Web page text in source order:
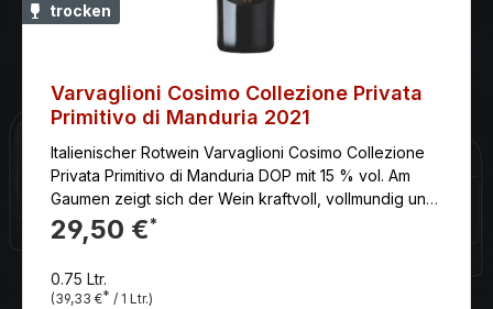
trocken
Varvaglioni Cosimo Collezione Privata
Primitivo di Manduria 2021
Italienischer Rotwein Varvaglioni Cosimo Collezione
Privata Primitivo di Manduria DOP mit 15 % vol. Am
Gaumen zeigt sich der Wein kraftvoll, vollmundig und
harmonisch abgerundet.
29,50 €*
0.75 Ltr.
(39,33 €* / 1 Ltr.)